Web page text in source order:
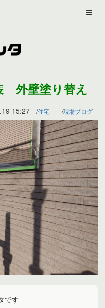
外壁塗り替え
15:27 住宅 現場ブログ
です